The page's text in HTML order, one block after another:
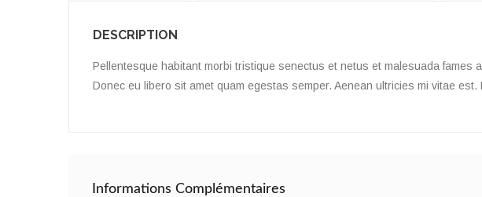
DESCRIPTION
Pellentesque habitant morbi tristique senectus et netus et malesuada
Donec eu libero sit amet quam egestas semper. Aenean ultricies mi vitae est.
Informations Complémentaires